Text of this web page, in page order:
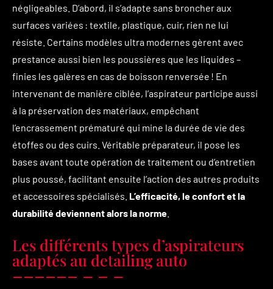
négligeables. D’abord, il s’adapte sans broncher aux
surfaces variées : textile, plastique, cuir, rien ne lui
résiste. Certains modèles ultra modernes gèrent avec
prestance aussi bien les poussières que les liquides –
finies les galères en cas de boisson renversée ! En
intervenant de manière ciblée, l’aspirateur participe aussi
à la préservation des matériaux, empêchant
l’encrassement prématuré qui mine la durée de vie des
étoffes ou des cuirs. Véritable préparateur, il pose les
bases avant toute opération de traitement ou d’entretien
plus poussé, facilitant ensuite l’action des autres produits
et accessoires spécialisés. L’efficacité, le confort et la
durabilité deviennent alors la norme
Les différents types d’aspirateurs
adaptés au detailing auto